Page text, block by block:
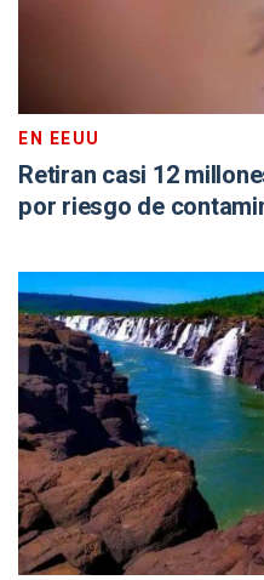
EN EEUU
Retiran casi 12
por riesgo de